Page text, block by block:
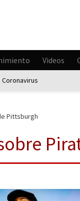
Videos
Coronavirus
Pittsburgh